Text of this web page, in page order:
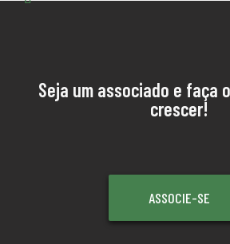
Seja um associado e faça
crescer!
ASSOCIE-SE